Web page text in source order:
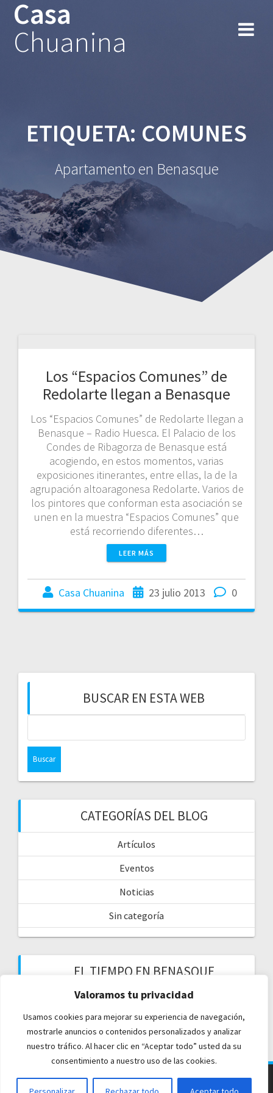
Valoramos tu privacidad
Usamos cookies para mejorar su experiencia de navegación,
mostrarle anuncios o contenidos personalizados y analizar
nuestro tráfico. Al hacer clic en “Aceptar todo” usted da su
consentimiento a nuestro uso de las cookies.
Casa
Chuanina
ETIQUETA: COMUNES
Apartamento en Benasque
Los “Espacios Comunes” de
Redolarte llegan a Benasque
Los “Espacios Comunes” de Redolarte llegan a
Benasque – Radio Huesca. El Palacio de los
Condes de Ribagorza de Benasque está
acogiendo, en estos momentos, varias
exposiciones itinerantes, entre ellas, la de la
agrupación altoaragonesa Redolarte. Varios de
los pintores que conforman esta asociación se
unen en la muestra “Espacios Comunes” que
está recorriendo diferentes…
LEER MÁS
Casa Chuanina 23 julio 2013 0
BUSCAR EN ESTA WEB
CATEGORÍAS DEL BLOG
Artículos
Eventos
Noticias
Sin categoría
EL TIEMPO EN BENASQUE
© 2026 Casa Chuanina. Creado usando WordPress y el